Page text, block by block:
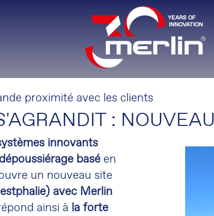
proximité avec les clients
:
innovants
basé en
un nouveau site
avec Merlin
ainsi à la forte